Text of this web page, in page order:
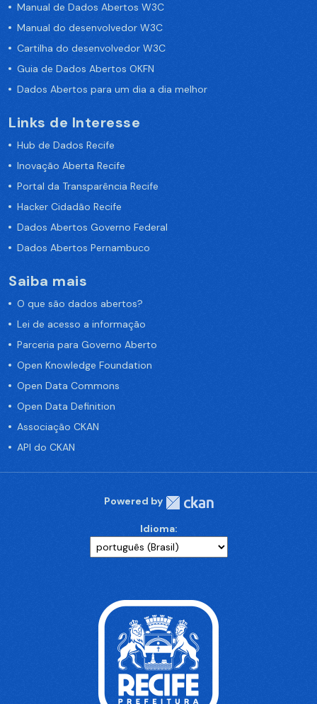
Manual de Dados Abertos W3C
Manual do desenvolvedor W3C
Cartilha do desenvolvedor W3C
Guia de Dados Abertos OKFN
Dados Abertos para um dia a dia melhor
Links de Interesse
Hub de Dados Recife
Inovação Aberta Recife
Portal da Transparência Recife
Hacker Cidadão Recife
Dados Abertos Governo Federal
Dados Abertos Pernambuco
Saiba mais
O que são dados abertos?
Lei de acesso a informação
Parceria para Governo Aberto
Open Knowledge Foundation
Open Data Commons
Open Data Definition
Associação CKAN
API do CKAN
Powered by
Idioma